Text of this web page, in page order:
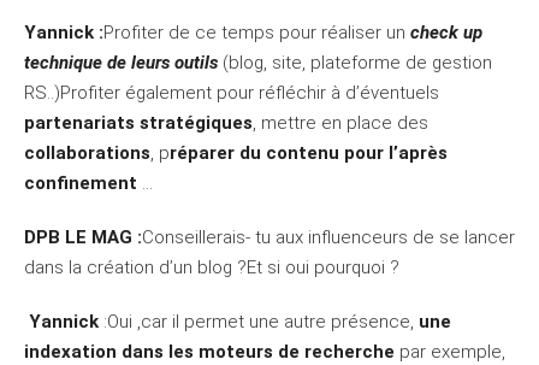
Yannick :Profiter de ce temps pour réaliser un check up
technique de leurs outils (blog, site, plateforme de gestion
RS..)Profiter également pour réfléchir à d’éventuels
partenariats stratégiques, mettre en place des
collaborations, préparer du contenu pour l’après
confinement …
DPB LE MAG :Conseillerais- tu aux influenceurs de se lancer
dans la création d’un blog ?Et si oui pourquoi ?
Yannick :Oui ,car il permet une autre présence, une
indexation dans les moteurs de recherche par exemple,